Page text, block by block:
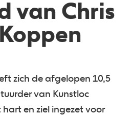
van Chris
zich de afgelopen 10,5
van Kunstloc
en ziel ingezet voor